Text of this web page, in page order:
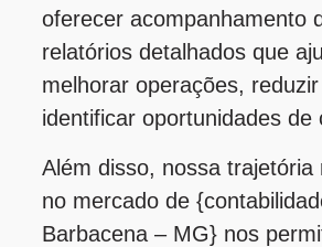
oferecer acompanhamento
relatórios detalhados que
melhorar operações,
identificar oportunidades de
Além disso, nossa trajetória
no mercado de
Barbacena – MG} nos